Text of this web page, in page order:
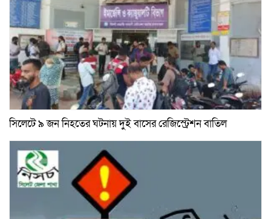
সিলেটে ৯ জন নিহতের ঘটনায় দুই বাসের রেজিস্ট্রেশন বাতিল